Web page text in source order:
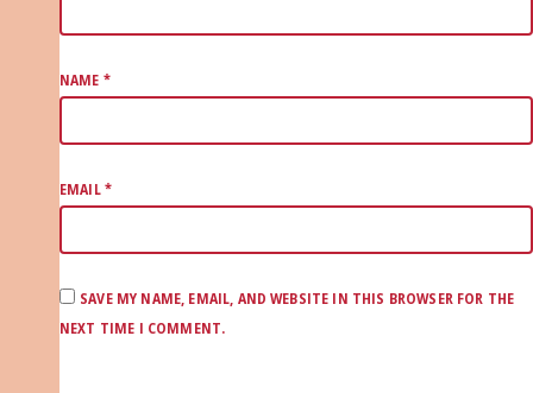
NAME *
EMAIL*
SAVE MY NAME, EMAIL, AND WEBSITE IN THIS BROWSER FOR THE
NEXT TIME I COMMENT.